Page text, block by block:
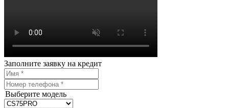
Заполните заявку на кредит
Выберите модель